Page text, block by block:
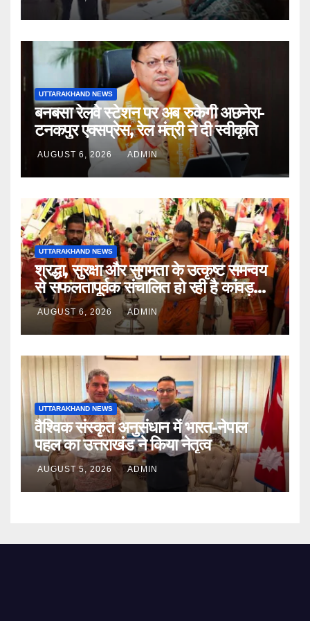
शिविर की व्यवस्थाओं का लिया जायजा
UTTARAKHAND NEWS
बनबसा रेलवे स्टेशन पर अब रुकेगी अछनेरा-
टनकपुर एक्सप्रेस, रेल मंत्री ने दी स्वीकृति
AUGUST 6, 2026 ADMIN
UTTARAKHAND NEWS
श्रद्धा, सुरक्षा और सुगमता के उत्कृष्ट समन्वय
से सफलतापूर्वक संचालित हो रही है कांवड़
यात्रा
AUGUST 6, 2026 ADMIN
UTTARAKHAND NEWS
वैश्विक संस्कृत अनुसंधान में भारत-नेपाल
पहल का उत्तराखंड ने किया नेतृत्व
AUGUST 5, 2026 ADMIN